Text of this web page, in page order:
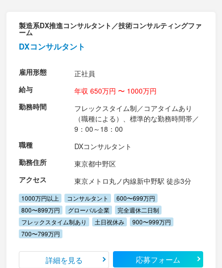
製造系DX推進コンサルタント／技術コンサルティングファ
ーム
DXコンサルタント
雇用形態
正社員
給与
年収 650万円 〜 1000万円
勤務時間
フレックスタイム制／コアタイムあり
（職種による）、標準的な勤務時間帯／
9：00～18：00
職種
DXコンサルタント
勤務住所
東京都中野区
アクセス
東京メトロ丸ノ内線新中野駅 徒歩3分
1000万円以上 コンサルタント
600〜699万円
800〜899万円
グローバル企業
完全週休二日制
フレックスタイム制あり
土日祝休み
900〜999万円
700〜799万円
詳細を見る 応募フォーム